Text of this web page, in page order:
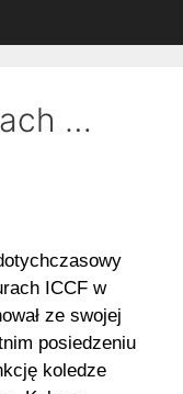
…
ICCF w
ze swojej
posiedzeniu
koledze